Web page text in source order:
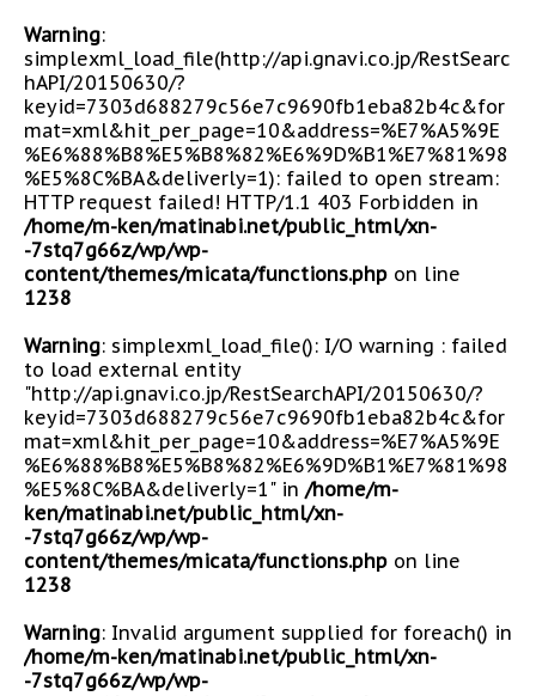
Warning:
simplexml_load_file(http://api.gnavi.co.jp/RestSearc
hAPI/20150630/?
keyid=7303d688279c56e7c9690fb1eba82b4c&for
mat=xml&hit_per_page=10&address=%E7%A5%9E
%E6%88%B8%E5%B8%82%E6%9D%B1%E7%81%98
%E5%8C%BA&deliverly=1): failed to open stream:
HTTP request failed! HTTP/1.1 403 Forbidden in
/home/m-ken/matinabi.net/public_html/xn-
-7stq7g66z/wp/wp-
content/themes/micata/functions.php on line
1238
Warning: simplexml_load_file(): I/O warning : failed
to load external entity
"http://api.gnavi.co.jp/RestSearchAPI/20150630/?
keyid=7303d688279c56e7c9690fb1eba82b4c&for
mat=xml&hit_per_page=10&address=%E7%A5%9E
%E6%88%B8%E5%B8%82%E6%9D%B1%E7%81%98
%E5%8C%BA&deliverly=1" in /home/m-
ken/matinabi.net/public_html/xn-
-7stq7g66z/wp/wp-
content/themes/micata/functions.php on line
1238
Warning: Invalid argument supplied for foreach() in
/home/m-ken/matinabi.net/public_html/xn-
-7stq7g66z/wp/wp-